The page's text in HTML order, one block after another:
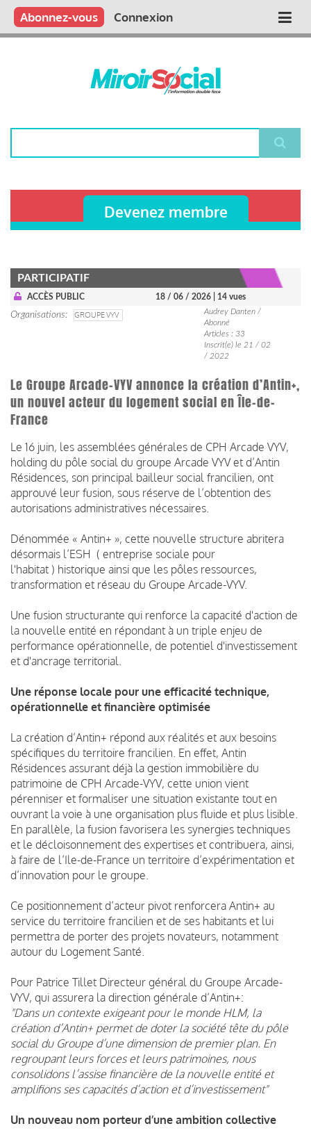
Aller
contenu
Main
Qui sommes nous ?
Vous publiez
Nous publions
Contactez-nous
Abonnez-vous Connexion
Devenez membre
PARTICIPATIF
ACCÈS PUBLIC 18 / 06 / 2026 | 14 vues
Organisations GROUPE VYV
Audrey Danten /
Abonné
Articles : 33
Inscrit(e) le 21 / 02
/ 2022
Le Groupe Arcade-VYV annonce la création d’Antin+,
un nouvel acteur du logement social en Île-de-
France
Le 16 juin, les assemblées générales de CPH Arcade VYV,
holding du pôle social du groupe Arcade VYV et d’Antin
Résidences, son principal bailleur social francilien, ont
approuvé leur fusion, sous réserve de l’obtention des
autorisations administratives nécessaires.
Dénommée « Antin+ », cette nouvelle structure abritera
désormais l’ESH ( entreprise sociale pour
l'habitat ) historique ainsi que les pôles ressources,
transformation et réseau du Groupe Arcade-VYV.
Une fusion structurante qui renforce la capacité d'action de
la nouvelle entité en répondant à un triple enjeu de
performance opérationnelle, de potentiel d'investissement
et d'ancrage territorial.
Une réponse locale pour une efficacité technique,
opérationnelle et financière optimisée
La création d’Antin+ répond aux réalités et aux besoins
spécifiques du territoire francilien. En effet, Antin
Résidences assurant déjà la gestion immobilière du
patrimoine de CPH Arcade-VYV, cette union vient
pérenniser et formaliser une situation existante tout en
ouvrant la voie à une organisation plus fluide et plus lisible.
En parallèle, la fusion favorisera les synergies techniques
et le décloisonnement des expertises et contribuera, ainsi,
à faire de l’Ile-de-France un territoire d’expérimentation et
d’innovation pour le groupe.
Ce positionnement d’acteur pivot renforcera Antin+ au
service du territoire francilien et de ses habitants et lui
permettra de porter des projets novateurs, notamment
autour du Logement Santé.
Pour Patrice Tillet Directeur général du Groupe Arcade-
VYV, qui assurera la direction générale d’Antin+:
"Dans un contexte exigeant pour le monde HLM, la
création d’Antin+ permet de doter la société tête du pôle
social du Groupe d’une dimension de premier plan. En
regroupant leurs forces et leurs patrimoines, nous
consolidons l’assise financière de la nouvelle entité et
amplifions ses capacités d’action et d’investissement"
Un nouveau nom porteur d’une ambition collective